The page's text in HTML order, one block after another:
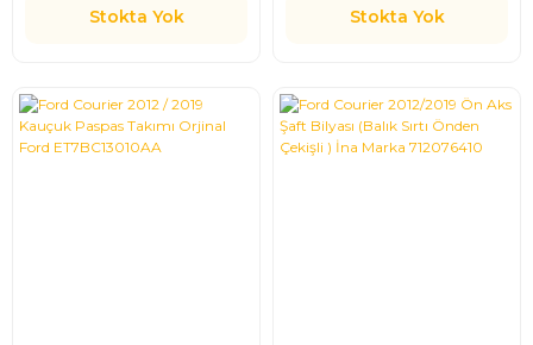
Stokta Yok Stokta Yok